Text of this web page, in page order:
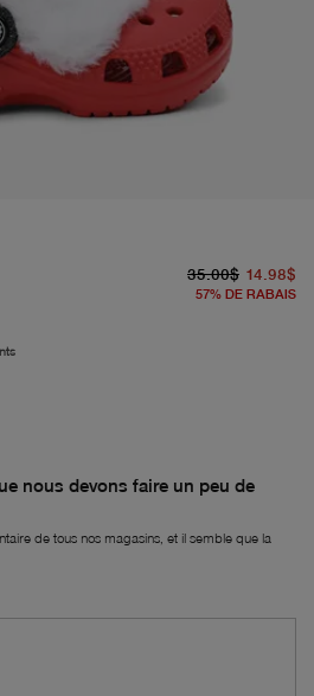
35.00$ 14.98$
57% DE RABAIS
À
nous devons faire un peu de
de tous nos magasins, et il semble que la